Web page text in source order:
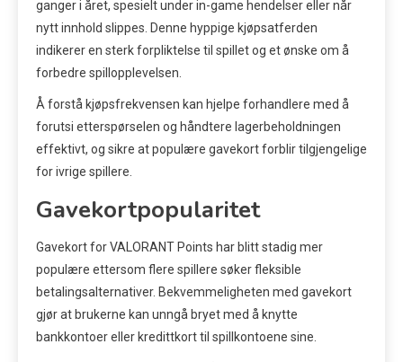
ganger i året, spesielt under in-game hendelser eller når
nytt innhold slippes. Denne hyppige kjøpsatferden
indikerer en sterk forpliktelse til spillet og et ønske om å
forbedre spillopplevelsen.
Å forstå kjøpsfrekvensen kan hjelpe forhandlere med å
forutsi etterspørselen og håndtere lagerbeholdningen
effektivt, og sikre at populære gavekort forblir tilgjengelige
for ivrige spillere.
Gavekortpopularitet
Gavekort for VALORANT Points har blitt stadig mer
populære ettersom flere spillere søker fleksible
betalingsalternativer. Bekvemmeligheten med gavekort
gjør at brukerne kan unngå bryet med å knytte
bankkontoer eller kredittkort til spillkontoene sine.